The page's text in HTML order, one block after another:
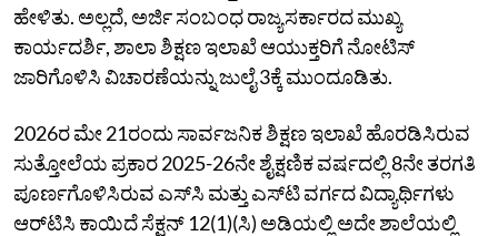
ಹೇಳಿತು. ಅಲ್ಲದೆ, ಅರ್ಜಿ ಸಂಬಂಧ ರಾಜ್ಯಸರ್ಕಾರದ ಮುಖ್ಯ
ಕಾರ್ಯದರ್ಶಿ, ಶಾಲಾ ಶಿಕ್ಷಣ ಇಲಾಖೆ ಆಯುಕ್ತರಿಗೆ ನೋಟಿಸ್
ಜಾರಿಗೊಳಿಸಿ ವಿಚಾರಣೆಯನ್ನು ಜುಲೈ 3ಕ್ಕೆ ಮುಂದೂಡಿತು.
2026ರ ಮೇ 21ರಂದು ಸಾರ್ವಜನಿಕ ಶಿಕ್ಷಣ ಇಲಾಖೆ ಹೊರಡಿಸಿರುವ
ಸುತ್ತೋಲೆಯ ಪ್ರಕಾರ 2025-26ನೇ ಶೈಕ್ಷಣಿಕ ವರ್ಷದಲ್ಲಿ 8ನೇ ತರಗತಿ
ಪೂರ್ಣಗೊಳಿಸಿರುವ ಎಸ್‌ಸಿ ಮತ್ತು ಎಸ್‌ಟಿ ವರ್ಗದ ವಿದ್ಯಾರ್ಥಿಗಳು
ಆರ್‌ಟಿಸಿ ಕಾಯಿದೆ ಸೆಕ್ಷನ್‌ 12(1)(ಸಿ) ಅಡಿಯಲ್ಲಿ ಅದೇ ಶಾಲೆಯಲ್ಲಿ